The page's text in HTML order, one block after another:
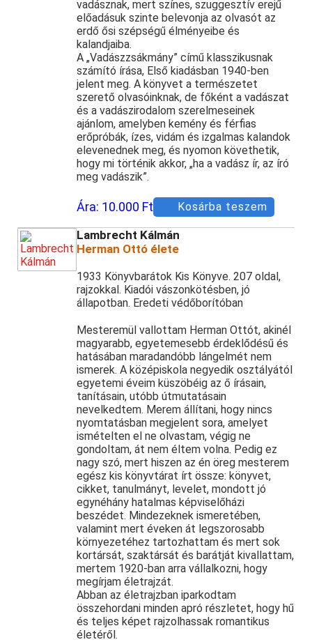
vadásznak, mert színes, szuggesztív erejű
előadásuk szinte belevonja az olvasót az
erdő ősi szépségű élményeibe és
kalandjaiba.
A „Vadászzsákmány” című klasszikusnak
számító írása, Első kiadásban 1940-ben
jelent meg. A könyvet a természetet
szerető olvasóinknak, de főként a vadászat
és a vadászirodalom szerelmeseinek
ajánlom, amelyben kemény és férfias
erőpróbák, ízes, vidám és izgalmas kalandok
elevenednek meg, és nyomon követhetik,
hogy mi történik akkor, „ha a vadász ír, az író
meg vadászik”.
Ára: 10.000 Ft Kosárba teszem
Lambrecht Kálmán
Herman Ottó élete
1933 Könyvbarátok Kis Könyve. 207 oldal,
rajzokkal. Kiadói vászonkötésben, jó
állapotban. Eredeti védőborítóban
Mesteremül vallottam Herman Ottót, akinél
magyarabb, egyetemesebb érdeklődésű és
hatásában maradandóbb lángelmét nem
ismerek. A középiskola negyedik osztályától
egyetemi éveim küszöbéig az ő írásain,
tanításain, utóbb útmutatásain
nevelkedtem. Merem állítani, hogy nincs
nyomtatásban megjelent sora, amelyet
ismételten el ne olvastam, végig ne
gondoltam, át nem éltem volna. Pedig ez
nagy szó, mert hiszen az én öreg mesterem
egész kis könyvtárat írt össze: könyvet,
cikket, tanulmányt, levelet, mondott jó
egynéhány hatalmas képviselőházi
beszédet. Mindezeknek ismeretében,
valamint mert éveken át legszorosabb
környezetéhez tartozhattam és mert sok
kortársát, szaktársát és barátját kivallattam,
mertem 1920-ban arra vállalkozni, hogy
megírjam életrajzát.
Abban az életrajzban iparkodtam
összehordani minden apró részletet, hogy hű
és teljes képet rajzolhassak romantikus
életéről.